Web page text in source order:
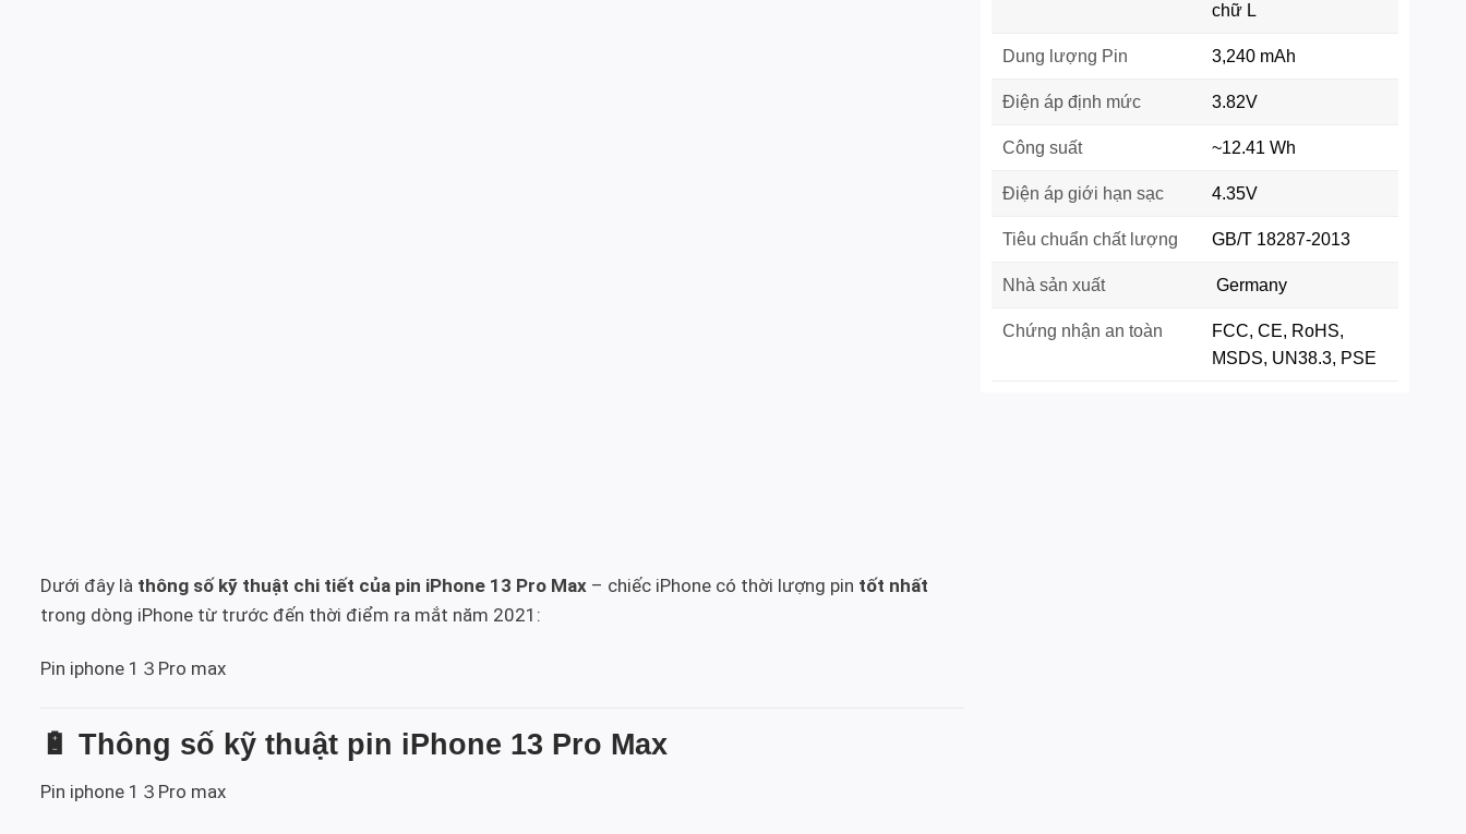
Dưới đây là thông số kỹ thuật chi tiết của pin iPhone 13 Pro Max – chiếc iPhone có thời lượng pin tốt nhất
trong dòng iPhone từ trước đến thời điểm ra mắt năm 2021:
Pin iphone 1３Pro max
🔋 Thông số kỹ thuật pin iPhone 13 Pro Max
Pin iphone 1３Pro max
chữ L
Dung lượng Pin 3,240 mAh
Điện áp định mức 3.82V
Công suất ~12.41 Wh
Điện áp giới hạn sạc 4.35V
Tiêu chuẩn chất lượng GB/T 18287-2013
Nhà sản xuất Germany
Chứng nhận an toàn
FCC, CE, RoHS,
MSDS, UN38.3, PSE